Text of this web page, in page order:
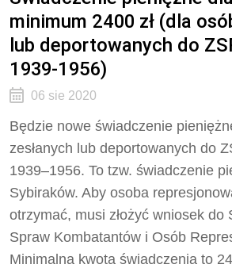
minimum 2400 zł (dla
lub deportowanych do
1939-1956)
06 sie 2020
Będzie nowe świadczenie
zesłanych lub deportowanych do
1939–1956. To tzw. świadczenie
Sybiraków. Aby osoba
otrzymać, musi złożyć wniosek do
Spraw Kombatantów i Osób
Minimalna kwota świadczenia to